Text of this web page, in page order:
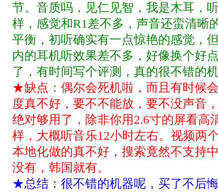
节。音质吗，见仁见智，我是木耳，
样，感觉和R1差不多，声音还蛮清晰
平衡，初听确实有一点惊艳的感觉，
内的耳机听效果差不多，好像换个好
了，有时间写个评测，真的很不错的
★缺点：偶尔会死机啦，而且有时候
度真不好，要不不能放，要不没声音
绝对够用了，除非你用2.6寸的屏看高
样，大概听音乐12小时左右。视频两
本地化做的真不好，搜索竟然不支持
没有，韩国就有。
★总结：很不错的机器呢，买了不后